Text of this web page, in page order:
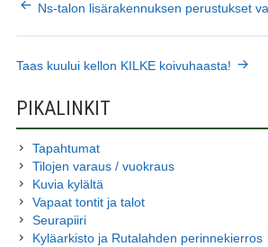
Ns-talon lisärakennuksen perustukset
Taas kuului kellon KILKE koivuhaasta!
SIVUPALKKI
PIKALINKIT
Tapahtumat
Tilojen varaus / vuokraus
Kuvia kylältä
Vapaat tontit ja talot
Seurapiiri
Kyläarkisto ja Rutalahden perinnekierros